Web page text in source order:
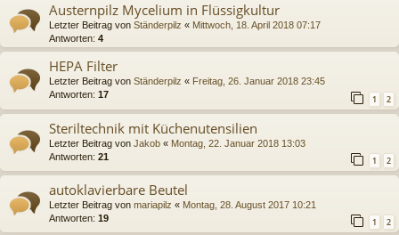
Austernpilz Mycelium in Flüssigkultur
Letzter Beitrag von Ständerpilz « Mittwoch, 18. April 2018 07:17
Antworten: 4
HEPA Filter
Letzter Beitrag von Ständerpilz « Freitag, 26. Januar 2018 23:45
Antworten: 17 1 2
Steriltechnik mit Küchenutensilien
Letzter Beitrag von Jakob « Montag, 22. Januar 2018 13:03
Antworten: 21 1 2
autoklavierbare Beutel
Letzter Beitrag von mariapilz « Montag, 28. August 2017 10:21
Antworten: 19 1 2